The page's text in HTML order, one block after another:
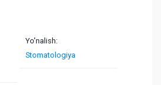
Yo'nalish:
Stomatologiya